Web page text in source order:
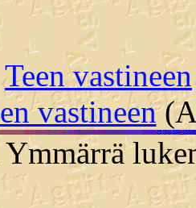
Teen vastineen
vastineen